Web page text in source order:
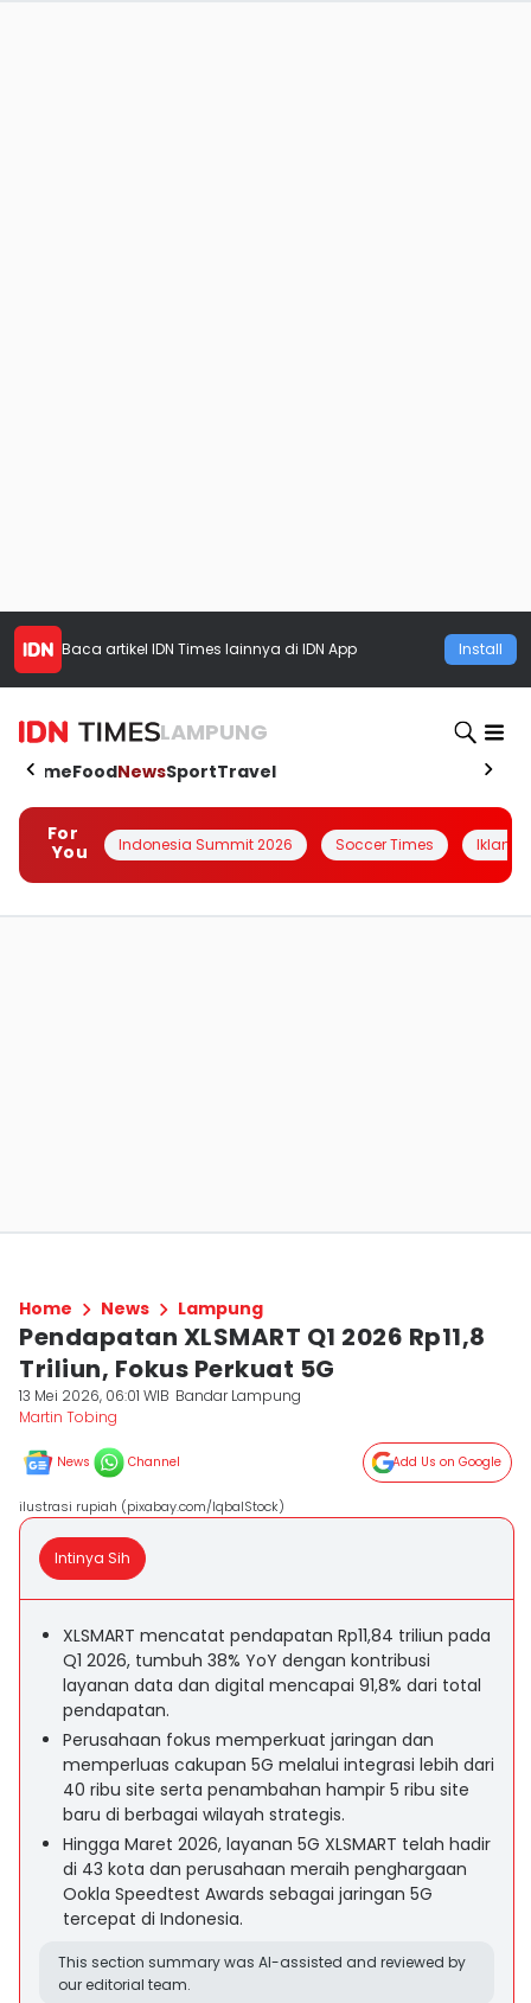
Baca artikel IDN Times lainnya di IDN App Install
LAMPUNG
HomeFoodNewsSportTravel
For
You
Indonesia Summit 2026 Soccer Times Iklanin
Home News Lampung
Pendapatan XLSMART Q1 2026 Rp11,8
Triliun, Fokus Perkuat 5G
13 Mei 2026, 06:01 WIB Bandar Lampung
Martin Tobing
News Channel Add Us on Google
ilustrasi rupiah (pixabay.com/IqbalStock)
Intinya Sih
XLSMART mencatat pendapatan Rp11,84 triliun pada
Q1 2026, tumbuh 38% YoY dengan kontribusi
layanan data dan digital mencapai 91,8% dari total
pendapatan.
Perusahaan fokus memperkuat jaringan dan
memperluas cakupan 5G melalui integrasi lebih dari
40 ribu site serta penambahan hampir 5 ribu site
baru di berbagai wilayah strategis.
Hingga Maret 2026, layanan 5G XLSMART telah hadir
di 43 kota dan perusahaan meraih penghargaan
Ookla Speedtest Awards sebagai jaringan 5G
tercepat di Indonesia.
This section summary was AI-assisted and reviewed by
our editorial team.